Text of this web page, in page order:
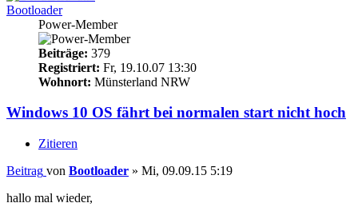
Bootloader
Power-Member
Beiträge: 379
Registriert: Fr, 19.10.07 13:30
Wohnort: Münsterland NRW
Windows 10 OS fährt bei normalen start nicht hoch
Zitieren
Beitrag von Bootloader » Mi, 09.09.15 5:19
hallo mal wieder,